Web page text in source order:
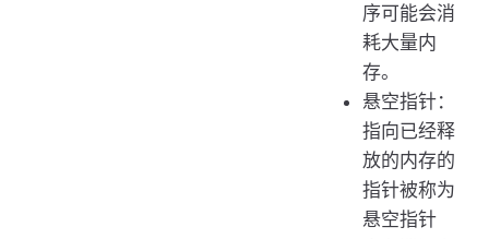
序可能会消
耗大量内
存。
悬空指针：
指向已经释
放的内存的
指针被称为
悬空指针